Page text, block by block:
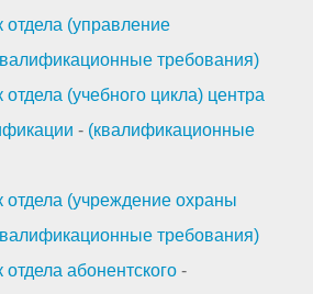
отдела (управление
требования)
отдела (учебного цикла) центра
- (квалификационные
отдела (учреждение охраны
требования)
отдела абонентского -